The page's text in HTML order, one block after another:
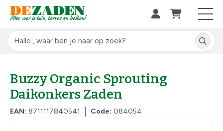
Buzzy Organic Sprouting
Daikonkers Zaden
EAN: 8711117840541 Code: 084054